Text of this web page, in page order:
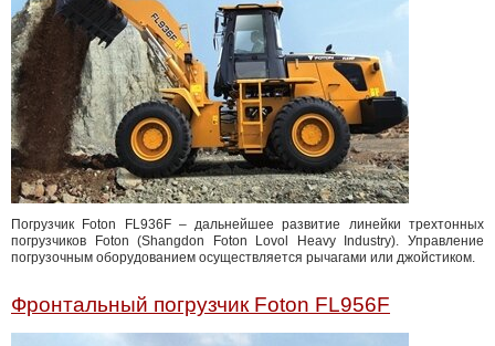
Погрузчик Foton FL936F – дальнейшее развитие линейки трехтонных
погрузчиков Foton (Shangdon Foton Lovol Heavy Industry). Управление
погрузочным оборудованием осуществляется рычагами или джойстиком.
Фронтальный погрузчик Foton FL956F